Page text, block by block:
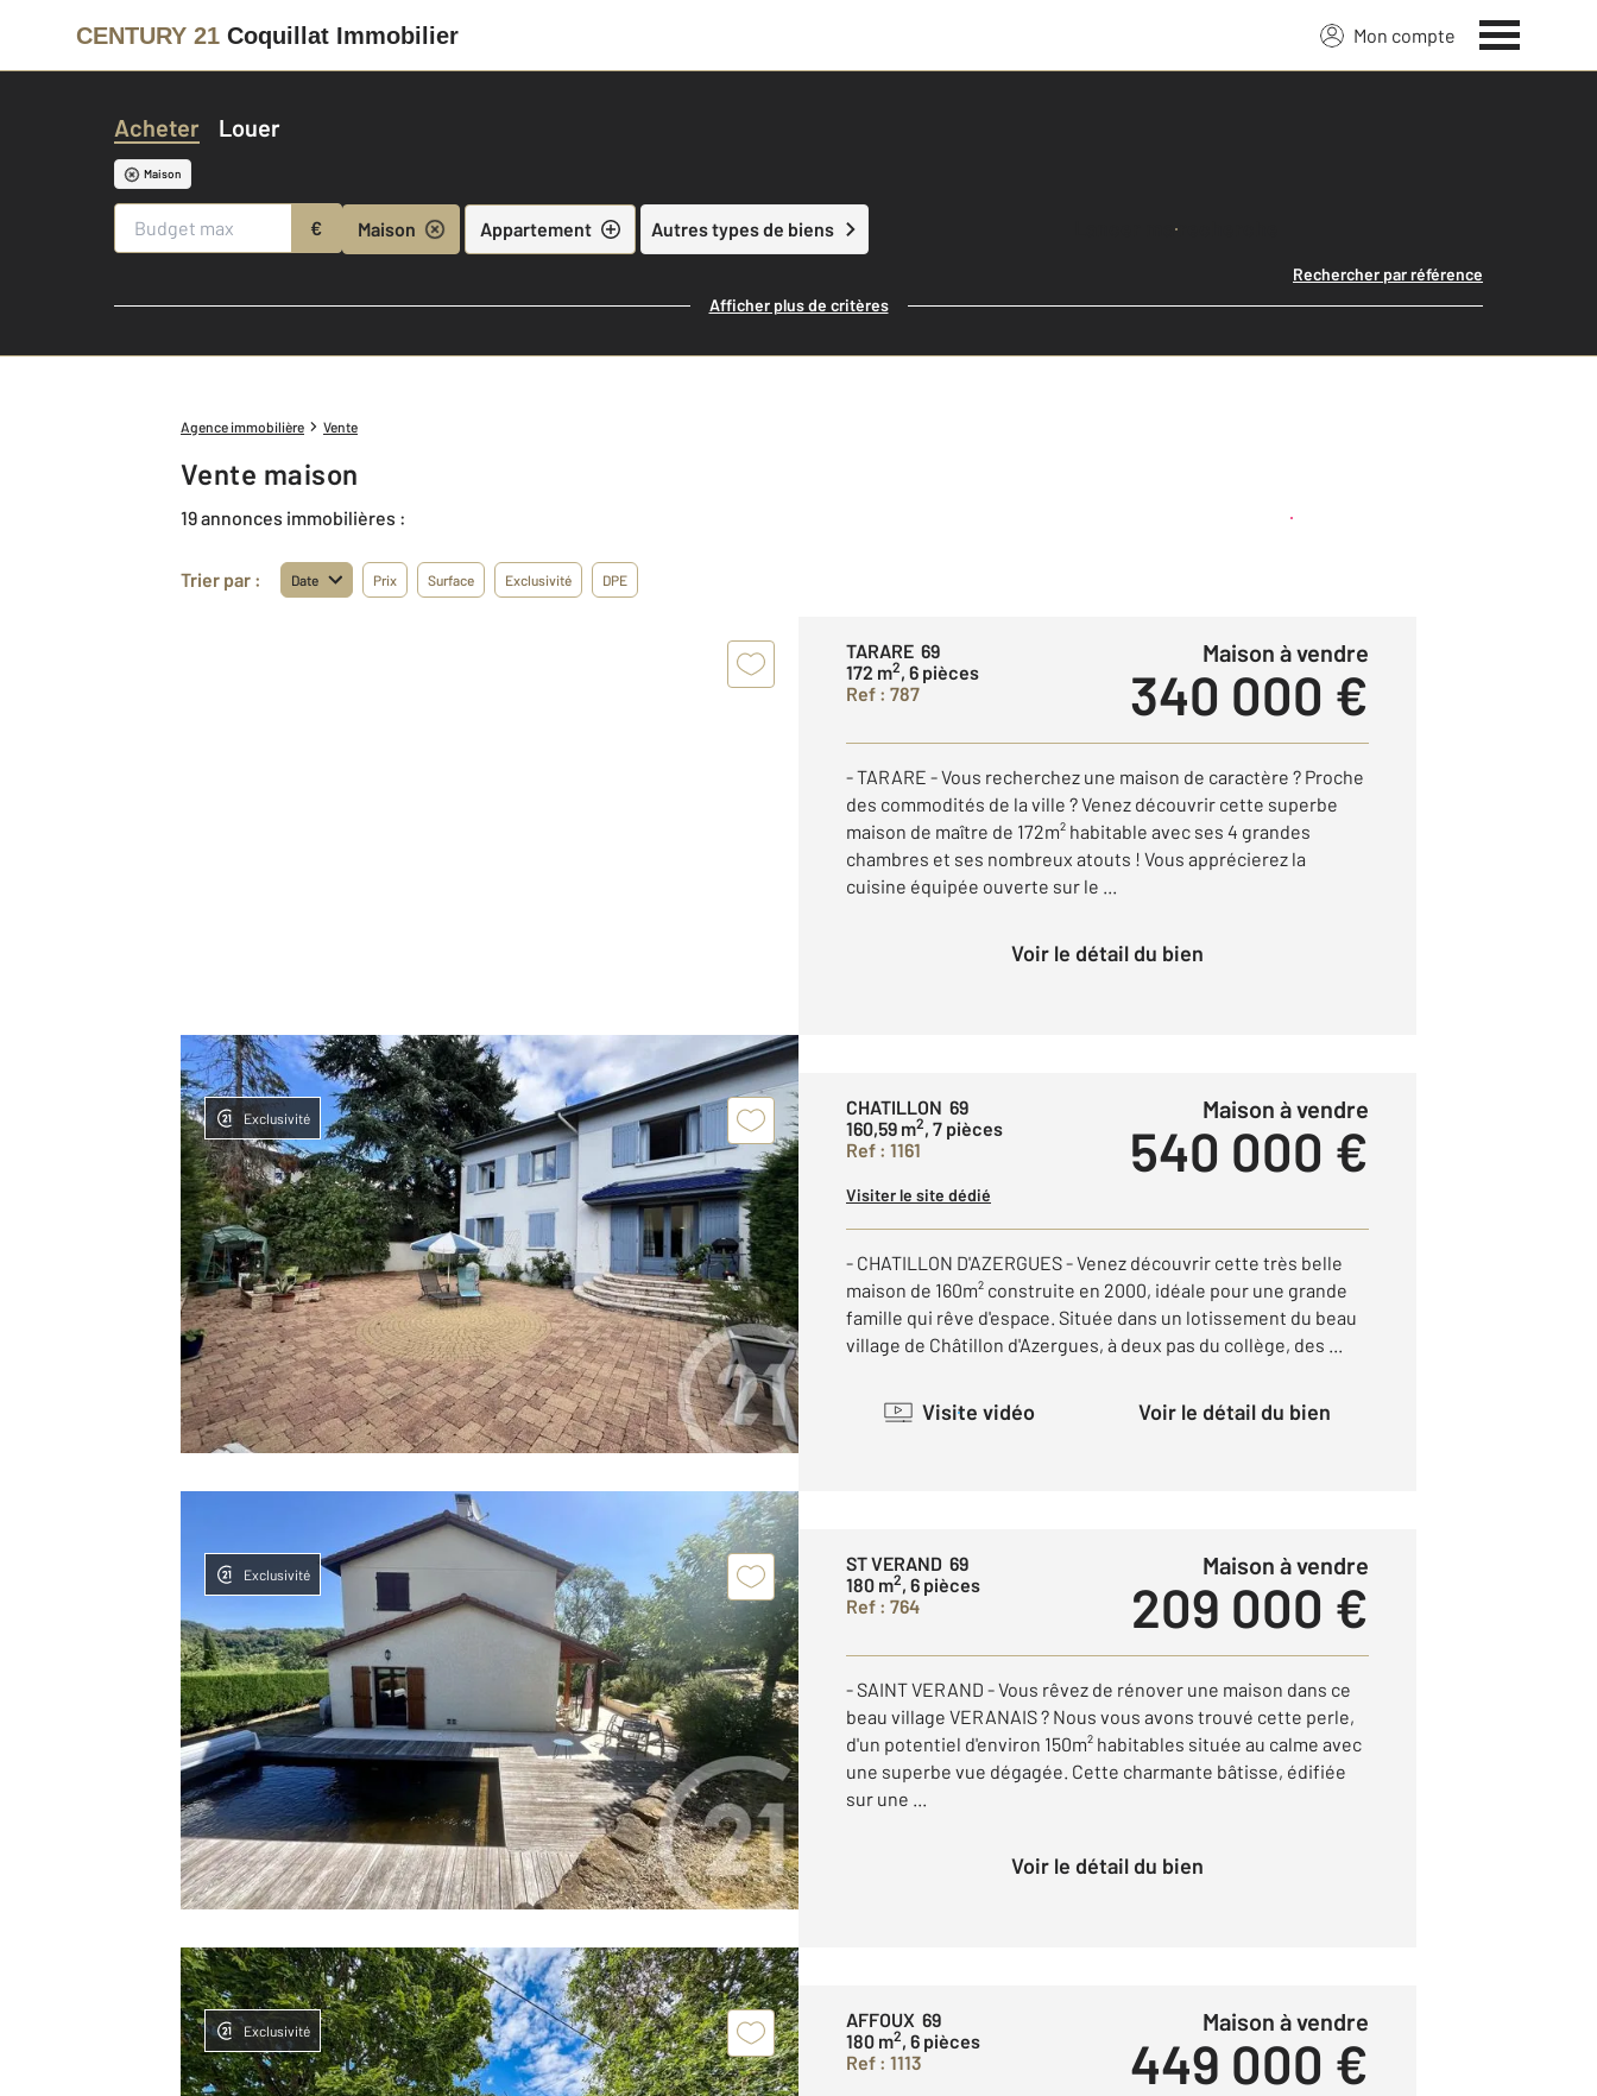
CENTURY 21 Coquillat Immobilier Mon compte
Acheter Louer
Maison
€ Maison Appartement Autres types de biens Lancer ma recherche
Rechercher par référence
Afficher plus de critères
Agence immobilière Vente
Vente maison
19 annonces immobilières : Créer une alerte
Trier par : Date Prix Surface Exclusivité DPE
TARARE 69
172 m2, 6 pièces
Ref : 787
Maison à vendre
340 000 €
- TARARE - Vous recherchez une maison de caractère ? Proche
des commodités de la ville ? Venez découvrir cette superbe
maison de maître de 172m² habitable avec ses 4 grandes
chambres et ses nombreux atouts ! Vous apprécierez la
cuisine équipée ouverte sur le ...
Voir le détail du bien
Exclusivité
CHATILLON 69
160,59 m2, 7 pièces
Ref : 1161
Maison à vendre
540 000 €
Visiter le site dédié
- CHATILLON D'AZERGUES - Venez découvrir cette très belle
maison de 160m² construite en 2000, idéale pour une grande
famille qui rêve d'espace. Située dans un lotissement du beau
village de Châtillon d'Azergues, à deux pas du collège, des ...
Visite vidéo Voir le détail du bien
Exclusivité
ST VERAND 69
180 m2, 6 pièces
Ref : 764
Maison à vendre
209 000 €
- SAINT VERAND - Vous rêvez de rénover une maison dans ce
beau village VERANAIS ? Nous vous avons trouvé cette perle,
d'un potentiel d'environ 150m² habitables située au calme avec
une superbe vue dégagée. Cette charmante bâtisse, édifiée
sur une ...
Voir le détail du bien
Exclusivité
AFFOUX 69
180 m2, 6 pièces
Ref : 1113
Maison à vendre
449 000 €